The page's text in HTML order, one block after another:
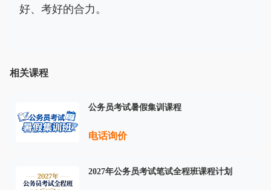
好、考好的合力。
相关课程
公务员考试暑假集训课程
电话询价
2027年公务员考试笔试全程班课程计划